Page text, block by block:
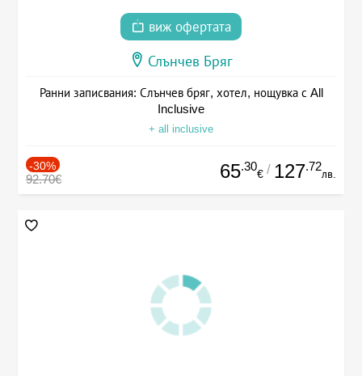
виж офертата
Слънчев Бряг
Ранни записвания: Слънчев бряг, хотел, нощувка с All
Inclusive
+ all inclusive
-30%
92.70€ 65.30
€ / 127.72
лв.